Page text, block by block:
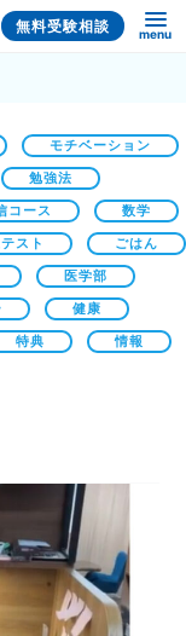
無料受験相談 menu
モチベーション
勉強法
コース 数学
スト ごはん
医学部
健康
特典 情報